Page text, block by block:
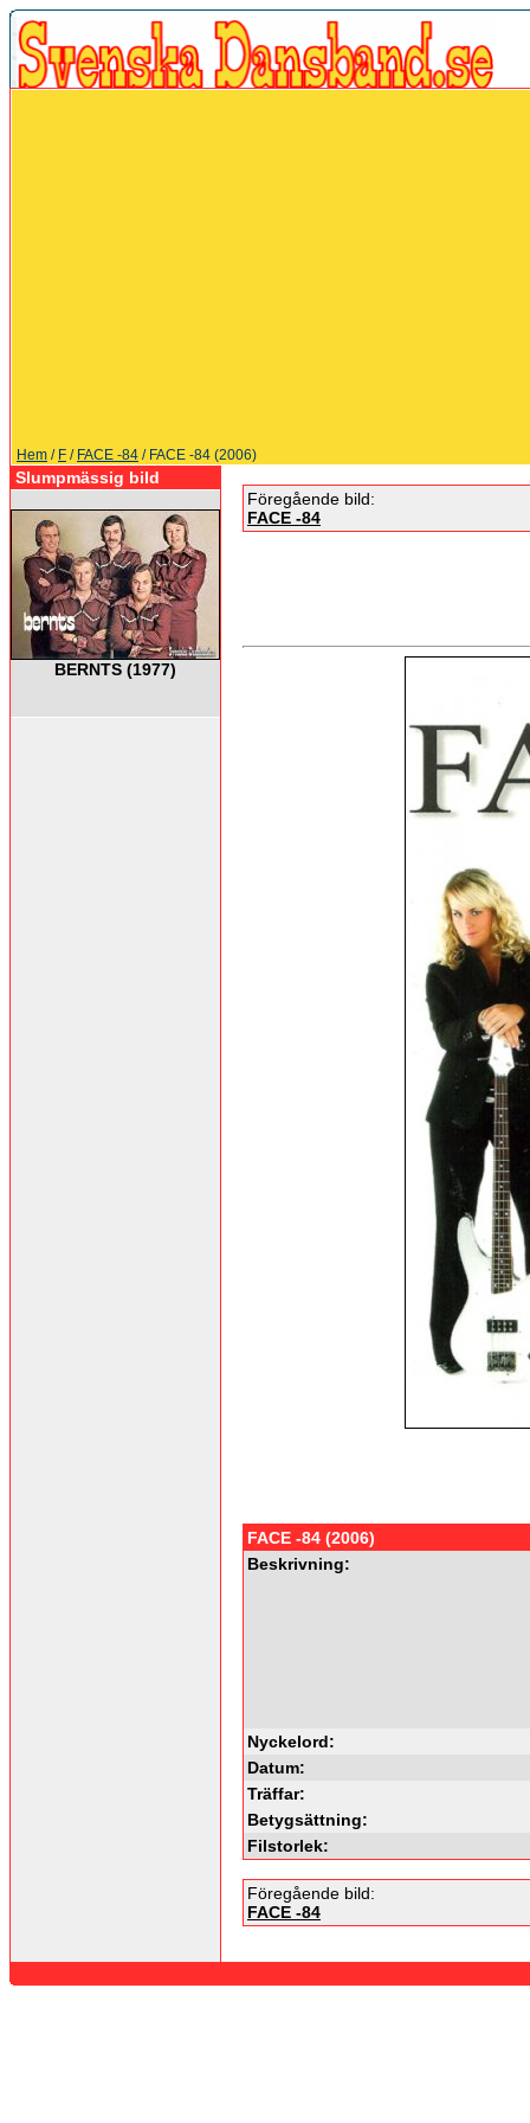
Hem / F / FACE -84 / FACE -84 (2006)
Slumpmässig bild
BERNTS (1977)
Föregående bild:
FACE -84
FACE -84 (2006)
Beskrivning:
Nyckelord:
Datum:
Träffar:
Betygsättning:
Filstorlek:
Föregående bild:
FACE -84